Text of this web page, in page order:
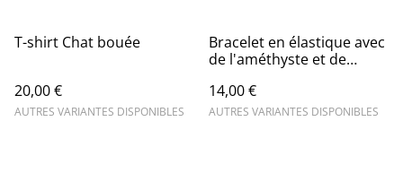
T-shirt Chat bouée
20,00 €
AUTRES VARIANTES DISPONIBLES
Bracelet en élastique avec
de l'améthyste et de
14,00 €
AUTRES VARIANTES DISPONIBLES